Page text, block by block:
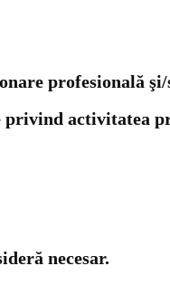
profesională şi/
activitatea
necesar.